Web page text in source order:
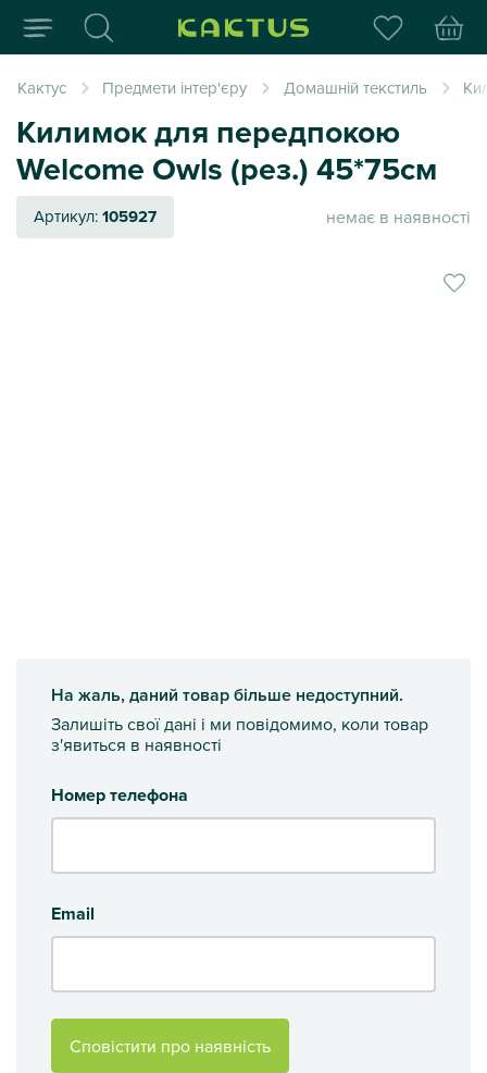
Інтернет-магазин
Кактус Предмети інтер'єру Домашній текстиль
Килимок для передпокою
Welcome Owls (рез.) 45*75см
Артикул:105927 немає в наявності
На жаль, даний товар більше недоступний.
Залишіть свої дані і ми повідомимо, коли товар
з'явиться в наявності
Номер телефона
Email
Сповістити про наявність